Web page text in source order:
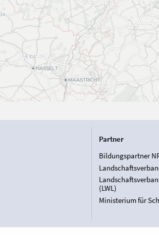
Partner
Bildungspartner
(LWL)
Ministerium für